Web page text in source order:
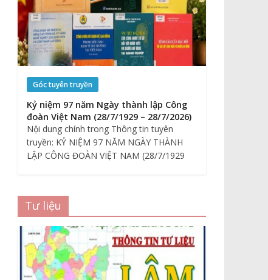
Góc tuyên truyền
Kỷ niệm 97 năm Ngày thành lập Công
đoàn Việt Nam (28/7/1929 – 28/7/2026)
Nội dung chính trong Thông tin tuyên
truyền: KỶ NIỆM 97 NĂM NGÀY THÀNH
LẬP CÔNG ĐOÀN VIỆT NAM (28/7/1929
Tư liệu